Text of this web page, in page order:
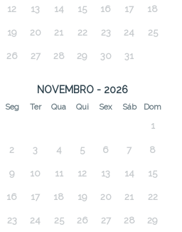
12 13 14 15 16 17 18
19 20 21 22 23 24 25
26 27 28 29 30 31
NOVEMBRO - 2026
Seg Ter Qua Qui Sex Sáb Dom
1
2 3 4 5 6 7 8
9 10 11 12 13 14 15
16 17 18 19 20 21 22
23 24 25 26 27 28 29